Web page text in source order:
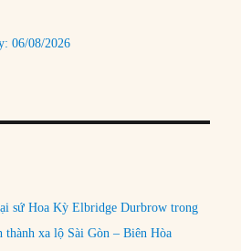
06/08/2026
sứ Hoa Kỳ Elbridge Durbrow trong
thành xa lộ Sài Gòn – Biên Hòa